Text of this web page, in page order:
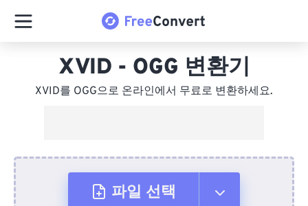
XVID - OGG 변환기
XVID를 OGG으로 온라인에서 무료로 변환하세요.
파일 선택